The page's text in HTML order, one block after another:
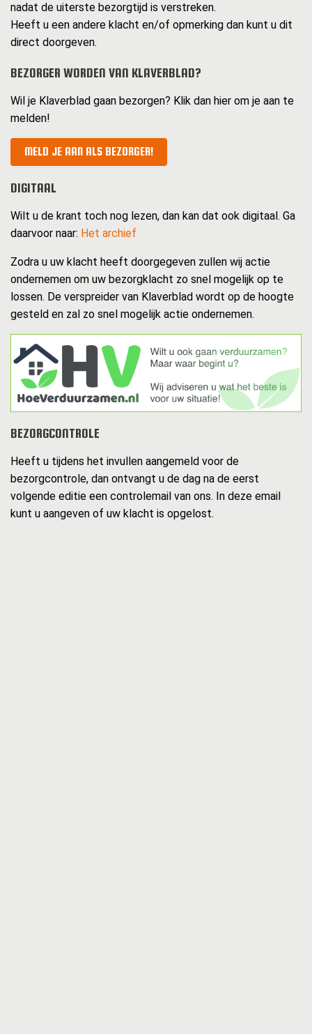
nadat de uiterste bezorgtijd is verstreken.
Heeft u een andere klacht en/of opmerking dan kunt u dit
direct doorgeven.
BEZORGER WORDEN VAN KLAVERBLAD?
Wil je Klaverblad gaan bezorgen? Klik dan hier om je aan te
melden!
MELD JE AAN ALS BEZORGER!
DIGITAAL
Wilt u de krant toch nog lezen, dan kan dat ook digitaal. Ga
daarvoor naar: Het archief
Zodra u uw klacht heeft doorgegeven zullen wij actie
ondernemen om uw bezorgklacht zo snel mogelijk op te
lossen. De verspreider van Klaverblad wordt op de hoogte
gesteld en zal zo snel mogelijk actie ondernemen.
BEZORGCONTROLE
Heeft u tijdens het invullen aangemeld voor de
bezorgcontrole, dan ontvangt u de dag na de eerst
volgende editie een controlemail van ons. In deze email
kunt u aangeven of uw klacht is opgelost.